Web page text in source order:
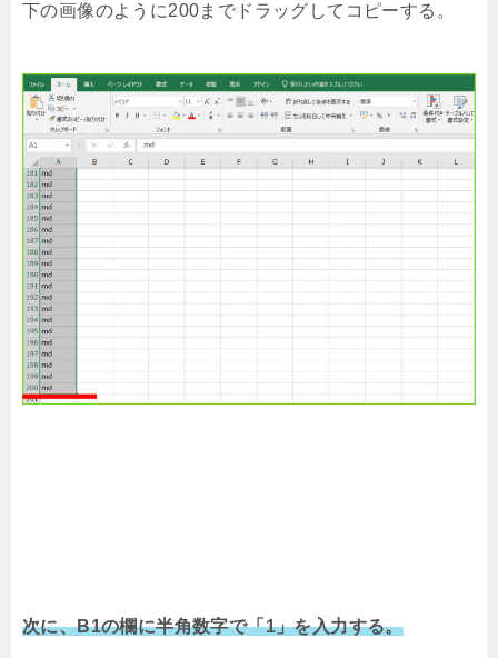
下の画像のように200までドラッグしてコピーする。
次に、B1の欄に半角数字で「1」を入力する。